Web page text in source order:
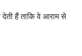
हैं ताकि वे आराम से